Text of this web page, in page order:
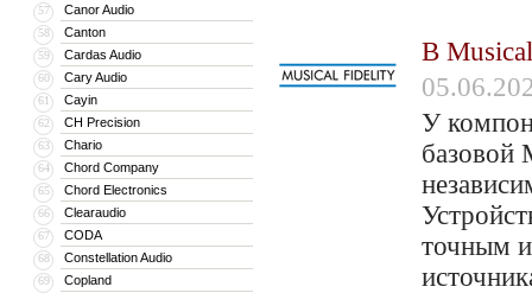
57 Canor Audio
58 Canton
59 Cardas Audio
60 Cary Audio
61 Cayin
62 CH Precision
63 Chario
64 Chord Company
65 Chord Electronics
66 Clearaudio
67 CODA
68 Constellation Audio
69 Copland
В
У
базовой
точным и